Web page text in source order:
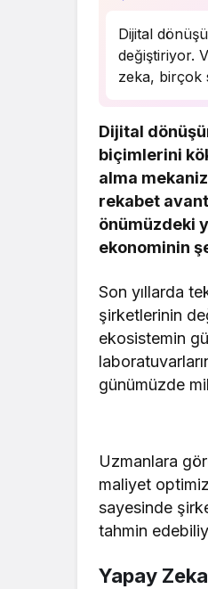
Dijital
değiştiriyor.
zeka, birçok
Dijital
biçimlerini
alma
rekabet
önümüzdeki
ekonominin
Son yıllarda
şirketlerinin
ekosistemin
günümüzde
Uzmanlara
maliyet
sayesinde
tahmin
Yapay